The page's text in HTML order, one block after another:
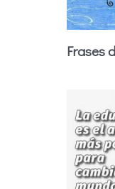
Frases